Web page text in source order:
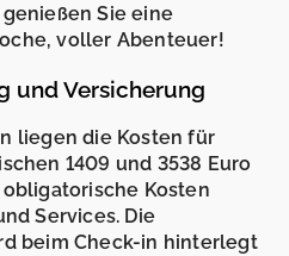
Sie eine
voller Abenteuer!
und Versicherung
liegen die Kosten für
1409 und 3538 Euro
Kosten
Services. Die
beim Check-in hinterlegt